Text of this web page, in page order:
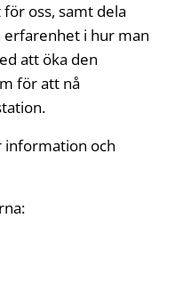
oss, samt dela
erfarenhet i hur man
att öka den
för att nå
information och